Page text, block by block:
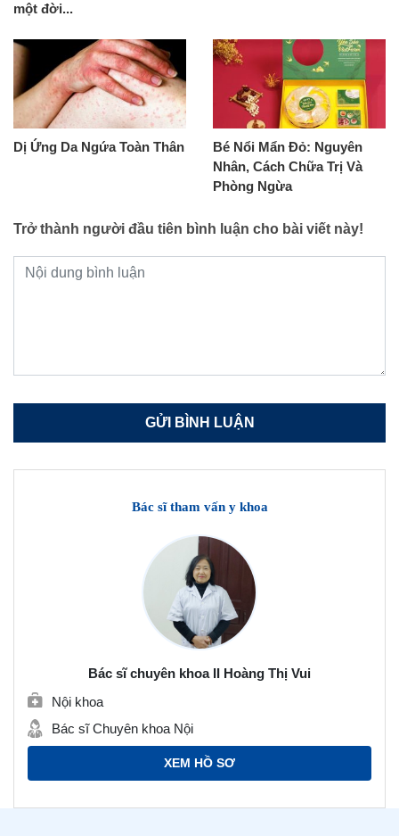
một đời...
Dị Ứng Da Ngứa Toàn Thân
Bé Nổi Mẩn Đỏ: Nguyên
Nhân, Cách Chữa Trị Và
Phòng Ngừa
Trở thành người đầu tiên bình luận cho bài viết này!
Bác sĩ tham vấn y khoa
Bác sĩ chuyên khoa II Hoàng Thị Vui
Nội khoa
Bác sĩ Chuyên khoa Nội
XEM HỒ SƠ